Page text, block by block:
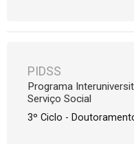
PIDSS
Programa
Serviço Social
3º Ciclo -